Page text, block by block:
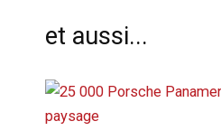
et aussi...